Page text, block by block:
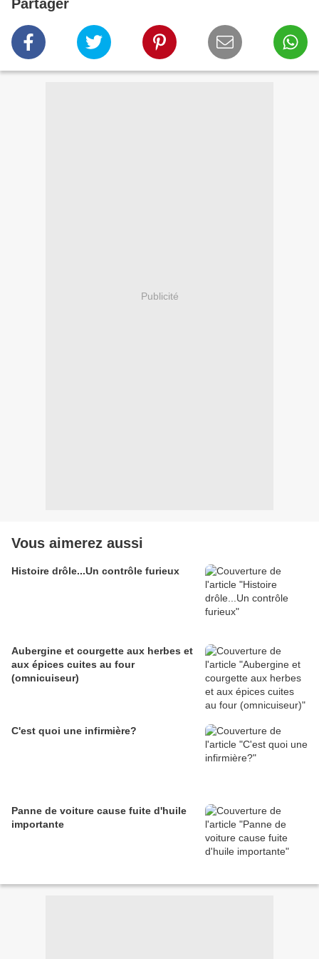
Partager
Publicité
Vous aimerez aussi
Histoire drôle...Un contrôle furieux
Aubergine et courgette aux herbes et
aux épices cuites au four
(omnicuiseur)
C'est quoi une infirmière?
Panne de voiture cause fuite d'huile
importante